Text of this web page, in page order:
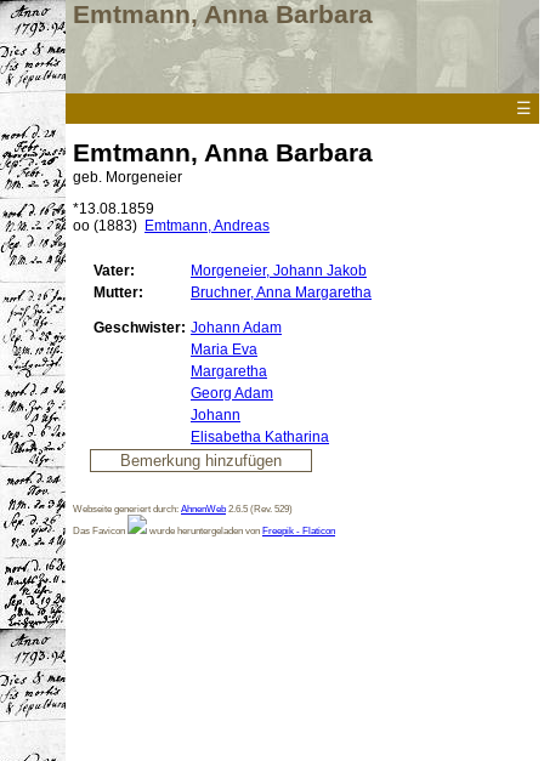
Emtmann, Anna Barbara
☰
Emtmann, Anna Barbara
geb. Morgeneier
*13.08.1859
oo (1883) Emtmann, Andreas
Vater: Morgeneier, Johann Jakob
Mutter:
Bruchner, Anna Margaretha
Geschwister: Johann Adam
Maria Eva
Margaretha
Georg Adam
Johann
Elisabetha Katharina
Webseite generiert durch: AhnenWeb 2.6.5 (Rev. 529)
Das Favicon
wurde heruntergeladen von Freepik - Flaticon